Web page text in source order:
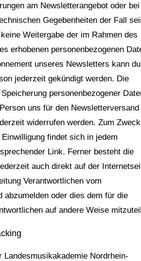
am Newsletterangebot oder
Gegebenheiten der Fall
Weitergabe der im Rahmen des
erhobenen personenbezogenen
unseres Newsletters kann
jederzeit gekündigt werden. Die
personenbezogener
uns für den Newsletterversand
widerrufen werden. Zum
findet sich in jedem
Link. Ferner besteht die
auch direkt auf der
Verantwortlichen vom
abzumelden oder dies dem für die
auf andere Weise
Landesmusikakademie Nordrhein-